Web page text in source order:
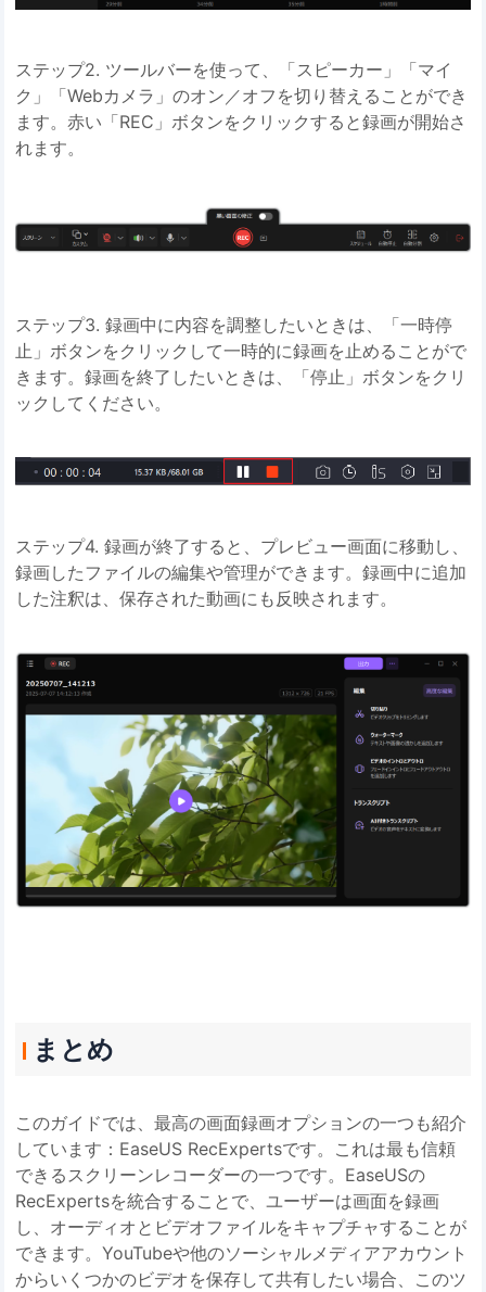
ステップ2. ツールバーを使って、「スピーカー」「マイ
ク」「Webカメラ」のオン／オフを切り替えることができ
ます。赤い「REC」ボタンをクリックすると録画が開始さ
れます。
ステップ3. 録画中に内容を調整したいときは、「一時停
止」ボタンをクリックして一時的に録画を止めることがで
きます。録画を終了したいときは、「停止」ボタンをクリ
ックしてください。
ステップ4. 録画が終了すると、プレビュー画面に移動し、
録画したファイルの編集や管理ができます。録画中に追加
した注釈は、保存された動画にも反映されます。
まとめ
このガイドでは、最高の画面録画オプションの一つも紹介
しています：EaseUS RecExpertsです。これは最も信頼
できるスクリーンレコーダーの一つです。EaseUSの
RecExpertsを統合することで、ユーザーは画面を録画
し、オーディオとビデオファイルをキャプチャすることが
できます。YouTubeや他のソーシャルメディアアカウント
からいくつかのビデオを保存して共有したい場合、このツ